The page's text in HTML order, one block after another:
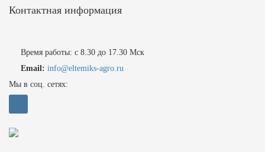
Контактная информация
Время работы: с 8.30 до 17.30 Мск
Email: info@eltemiks-agro.ru
Мы в соц. сетях: